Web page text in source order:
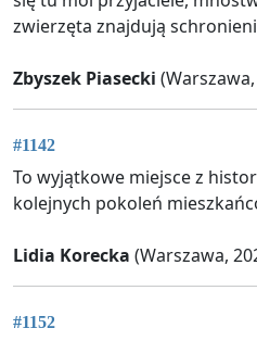
zwierzęta znajdują
Zbyszek Piasecki
#1142
To wyjątkowe miejsce z
kolejnych pokoleń
Lidia Korecka (Warszawa,
#1152